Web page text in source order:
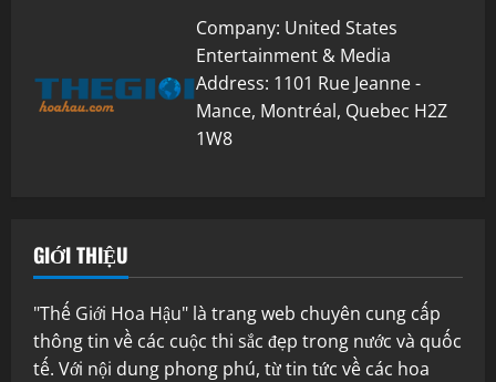
Company: United States
Entertainment & Media
Address: 1101 Rue Jeanne -
Mance, Montréal, Quebec H2Z
1W8
GIỚI THIỆU
"Thế Giới Hoa Hậu" là trang web chuyên cung cấp
thông tin về các cuộc thi sắc đẹp trong nước và quốc
tế. Với nội dung phong phú, từ tin tức về các hoa